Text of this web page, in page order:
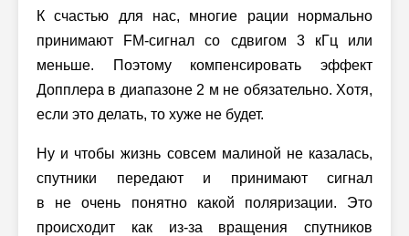
К счастью для нас, многие рации нормально
принимают
FM-сигнал со сдвигом 3 кГц или
меньше. Поэтому компенсировать эффект
Допплера в диапазоне 2 м не обязательно. Хотя,
если это делать, то хуже не будет.
Ну и чтобы жизнь совсем малиной не казалась,
спутники передают и принимают сигнал
в не очень понятно какой поляризации. Это
происходит как из-за вращения спутников